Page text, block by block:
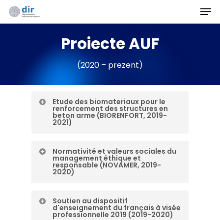
Skip
to
Proiecte AUF
(2020 – prezent)
Etude des biomateriaux pour le
renforcement des structures en
beton arme (BIORENFORT, 2019-
2021)
Finanțare
Coordonator în UPT
Normativité et valeurs sociales du
management éthique et
responsable (NOVAMER, 2019-
2020)
Finanțare
Soutien au dispositif
d'enseignement du français à visée
professionnelle 2019 (2019-2020)